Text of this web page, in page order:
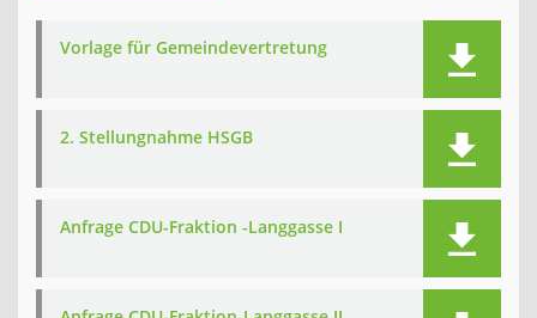
Vorlage für Gemeindevertretung
2. Stellungnahme HSGB
Anfrage CDU-Fraktion -Langgasse I